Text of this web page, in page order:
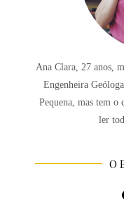
Ana Clara, 27 anos,
Engenheira
Pequena, mas tem o
ler
O